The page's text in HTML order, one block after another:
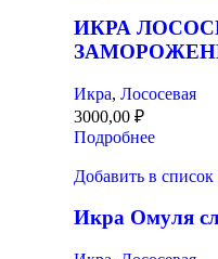
ИКРА
Икра, Лососевая
3000,00 ₽
Подробнее
Добавить в
Икра Омуля